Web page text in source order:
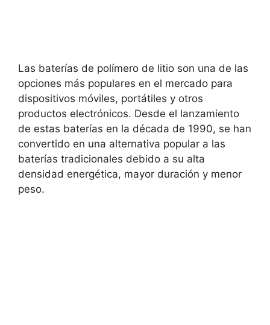
Las baterías de polímero de litio son una de las
opciones más populares en el mercado para
dispositivos móviles, portátiles y otros
productos electrónicos. Desde el lanzamiento
de estas baterías en la década de 1990, se han
convertido en una alternativa popular a las
baterías tradicionales debido a su alta
densidad energética, mayor duración y menor
peso.